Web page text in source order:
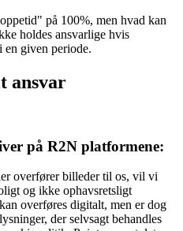
på 100%, men hvad kan
holdes ansvarlige hvis
given periode.
ansvar
på R2N platformene:
overfører billeder til os, vil vi
og ikke ophavsretsligt
overføres digitalt, men er dog
der selvsagt behandles